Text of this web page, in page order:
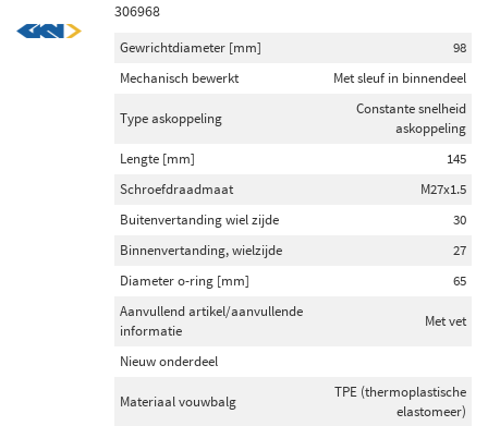
306968
Gewrichtdiameter [mm]
98
Mechanisch bewerkt
Met sleuf in binnendeel
Type askoppeling
Constante snelheid
askoppeling
Lengte [mm]
145
Schroefdraadmaat
M27x1.5
Buitenvertanding wiel zijde
30
Binnenvertanding, wielzijde
27
Diameter o-ring [mm]
65
Aanvullend artikel/aanvullende
informatie
Met vet
Nieuw onderdeel
Materiaal vouwbalg
TPE (thermoplastische
elastomeer)